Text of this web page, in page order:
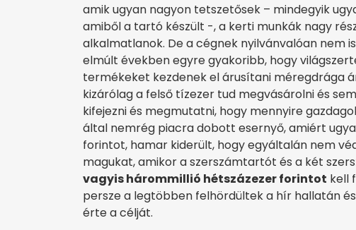
amik ugyan nagyon tetszetősek – mindegyik
amiből a tartó készült -, a kerti munkák nagy
alkalmatlanok. De a cégnek nyilvánvalóan nem
elmúlt években egyre gyakoribb, hogy
termékeket kezdenek el árusítani méregdrága
kizárólag a felső tízezer tud megvásárolni és
kifejezni és megmutatni, hogy mennyire
által nemrég piacra dobott esernyő, amiért
forintot, hamar kiderült, hogy egyáltalán nem
magukat, amikor a szerszámtartót és a két
vagyis hárommillió hétszázezer forintot kell
persze a legtöbben felhördültek a hír hallatán
érte a célját.